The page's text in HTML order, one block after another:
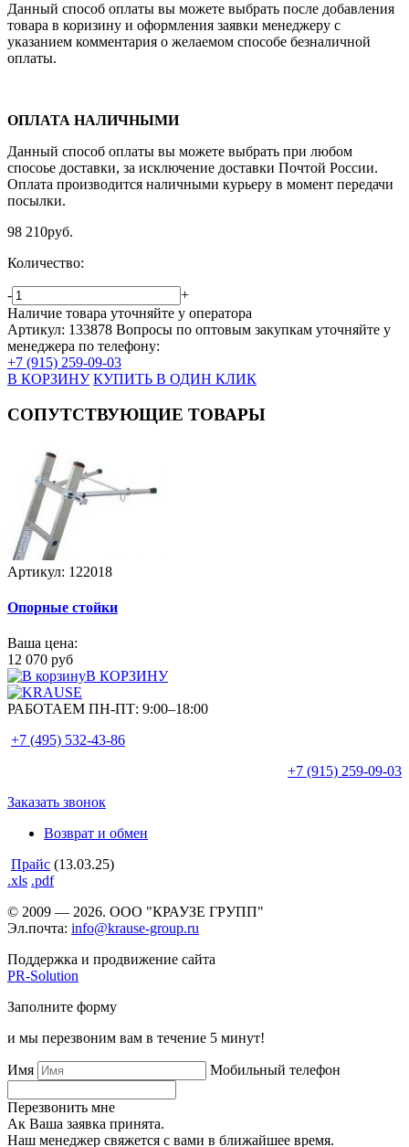
Данный способ оплаты вы можете выбрать после добавления
товара в коризину и оформления заявки менеджеру c
указанием комментария о желаемом способе безналичной
оплаты.
ОПЛАТА НАЛИЧНЫМИ
Данный способ оплаты вы можете выбрать при любом
спосоье доставки, за исключение доставки Почтой России.
Оплата производится наличными курьеру в момент передачи
посылки.
98 210руб.
Количество:
-
+
Наличие товара уточняйте у оператора
Артикул: 133878 Вопросы по оптовым закупкам уточняйте у
менеджера по телефону:
+7 (915) 259-09-03
В КОРЗИНУ КУПИТЬ В ОДИН КЛИК
СОПУТСТВУЮЩИЕ ТОВАРЫ
Артикул: 122018
Опорные стойки
Ваша цена:
12 070 руб
В КОРЗИНУ
РАБОТАЕМ ПН-ПТ: 9:00–18:00
+7 (495) 532-43-86
+7 (915) 259-09-03
Заказать звонок
Возврат и обмен
Прайс (13.03.25)
.xls .pdf
© 2009 — 2026. ООО "КРАУЗЕ ГРУПП"
Эл.почта: info@krause-group.ru
Поддержка и продвижение сайта
PR-Solution
Заполните форму
и мы перезвоним вам в течение 5 минут!
Имя Мобильный телефон
Перезвонить мне
Ак Ваша заявка принята.
Наш менеджер свяжется с вами в ближайшее время.